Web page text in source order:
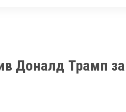
Доналд Трамп за